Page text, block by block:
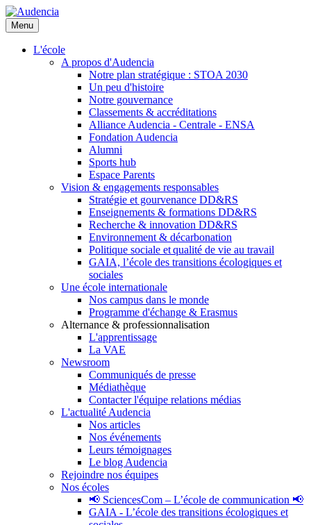
Aller
au
contenu
principal
Menu
L'école
A propos d'Audencia
Notre plan stratégique : STOA 2030
Un peu d'histoire
Notre gouvernance
Classements & accréditations
Alliance Audencia - Centrale - ENSA
Fondation Audencia
Alumni
Sports hub
Espace Parents
Vision & engagements responsables
Stratégie et gourvenance DD&RS
Enseignements & formations DD&RS
Recherche & innovation DD&RS
Environnement & décarbonation
Politique sociale et qualité de vie au travail
GAIA, l’école des transitions écologiques et
sociales
Une école internationale
Nos campus dans le monde
Programme d'échange & Erasmus
Alternance & professionnalisation
L'apprentissage
La VAE
Newsroom
Communiqués de presse
Médiathèque
Contacter l'équipe relations médias
L'actualité Audencia
Nos articles
Nos événements
Leurs témoignages
Le blog Audencia
Rejoindre nos équipes
Nos écoles
📢 SciencesCom – L’école de communication 📢
GAIA - L’école des transitions écologiques et